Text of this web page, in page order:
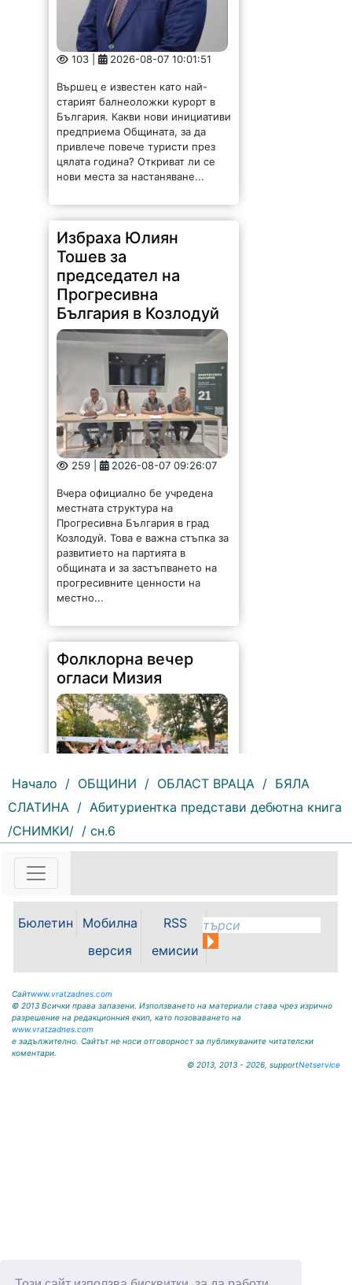
103 | 2026-08-07 10:01:51
Вършец е известен като най-
старият балнеоложки курорт в
България. Какви нови инициативи
предприема Общината, за да
привлече повече туристи през
цялата година? Откриват ли се
нови места за настаняване...
Избраха Юлиян
Тошев за
председател на
Прогресивна
България в Козлодуй
259 | 2026-08-07 09:26:07
Вчера официално бе учредена
местната структура на
Прогресивна България в град
Козлодуй. Това е важна стъпка за
развитието на партията в
общината и за застъпването на
прогресивните ценности на
местно...
Фолклорна вечер
огласи Мизия
71 | 2026-08-07 09:25:36
Песни, танци, пъстри носии и
жители и гости на общината във
фолклорната вечер на Панаирни
дни – Мизия 2026. Читалища и
пенсионерски клубове
представиха богата кулинарна
палитра от...
Начало / ОБЩИНИ / ОБЛАСТ ВРАЦА / БЯЛА
СЛАТИНА / Абитуриентка представи дебютна книга
/СНИМКИ/ / сн.6
Бюлетин
Мобилна
версия
RSS
емисии
Сайтwww.vratzadnes.com
© 2013 Всички права запазени. Използването на материали става чрез изрично
разрешение на редакционния екип, като позоваването на
www.vratzadnes.com
е задължително. Сайтът не носи отговорност за публикуваните читателски
коментари.
© 2013, 2013 - 2026, supportNetservice